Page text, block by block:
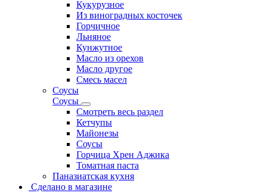
Кукурузное
Из виноградных косточек
Горчичное
Льняное
Кунжутное
Масло из орехов
Масло другое
Смесь масел
Соусы
Соусы
Смотреть весь раздел
Кетчупы
Майонезы
Соусы
Горчица Хрен Аджика
Томатная паста
Паназиатская кухня
Сделано в магазине